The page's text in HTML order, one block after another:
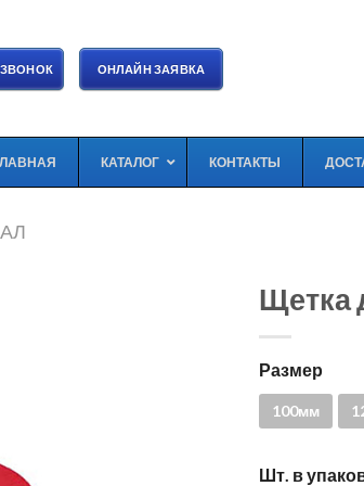
ЗВОНОК ОНЛАЙН ЗАЯВКА
КАТАЛОГ КОНТАКТЫ
Щетка
Размер
100мм
Шт. в